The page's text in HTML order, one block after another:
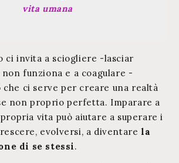
vita umana
ci invita a sciogliere -lasciar
funziona e a coagulare -
ci serve per creare una realtà
non proprio perfetta. Imparare a
vita può aiutare a superare i
evolversi, a diventarela
di se stessi .